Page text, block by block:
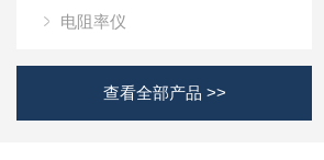
电阻率仪
查看全部产品 >>